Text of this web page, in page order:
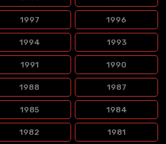
1997 1996
1994 1993
1991 1990
1988 1987
1985 1984
1982 1981